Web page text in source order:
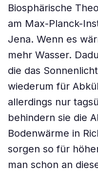
Biosphärische
am Max-Planck-
Jena. Wenn es
mehr Wasser.
die das
wiederum für
allerdings nur
behindern sie die
Bodenwärme in
sorgen so für
man schon an